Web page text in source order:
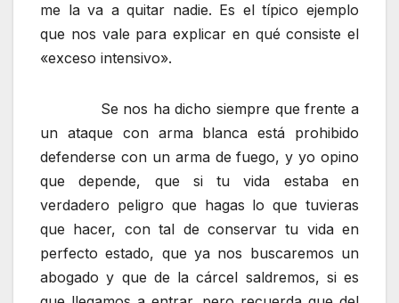
me la va a quitar nadie. Es el típico ejemplo
que nos vale para explicar en qué consiste el
«exceso intensivo».
Se nos ha dicho siempre que frente a
un ataque con arma blanca está prohibido
defenderse con un arma de fuego, y yo opino
que depende, que si tu vida estaba en
verdadero peligro que hagas lo que tuvieras
que hacer, con tal de conservar tu vida en
perfecto estado, que ya nos buscaremos un
abogado y que de la cárcel saldremos, si es